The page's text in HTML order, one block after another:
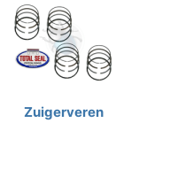
Zuigerveren